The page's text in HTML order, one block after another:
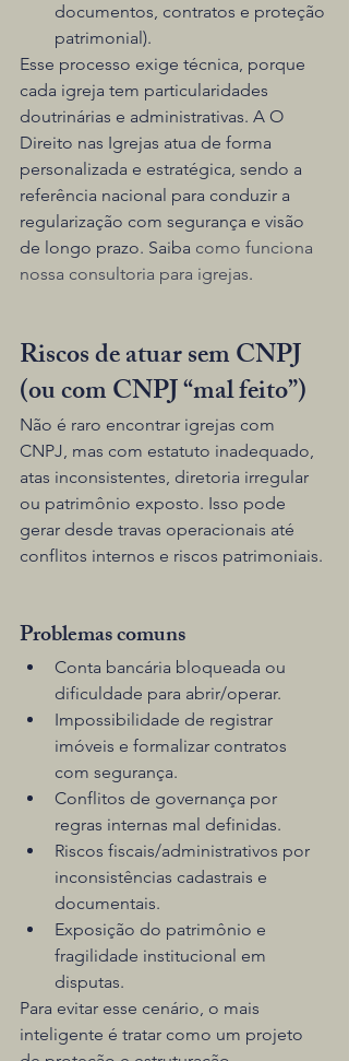
documentos, contratos e proteção
patrimonial).
Esse processo exige técnica, porque
cada igreja tem particularidades
doutrinárias e administrativas. A O
Direito nas Igrejas atua de forma
personalizada e estratégica, sendo a
referência nacional para conduzir a
regularização com segurança e visão
de longo prazo. Saiba como funciona
nossa consultoria para igrejas.
Riscos de atuar sem CNPJ
(ou com CNPJ “mal feito”)
Não é raro encontrar igrejas com
CNPJ, mas com estatuto inadequado,
atas inconsistentes, diretoria irregular
ou patrimônio exposto. Isso pode
gerar desde travas operacionais até
conflitos internos e riscos patrimoniais.
Problemas comuns
Conta bancária bloqueada ou
dificuldade para abrir/operar.
Impossibilidade de registrar
imóveis e formalizar contratos
com segurança.
Conflitos de governança por
regras internas mal definidas.
Riscos fiscais/administrativos por
inconsistências cadastrais e
documentais.
Exposição do patrimônio e
fragilidade institucional em
disputas.
Para evitar esse cenário, o mais
inteligente é tratar como um projeto